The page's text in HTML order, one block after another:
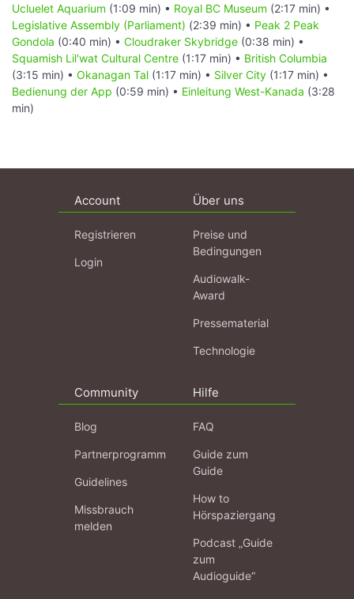
Ucluelet Aquarium (1:09 min) • Royal BC Museum (2:17 min) •
Legislative Assembly (Parliament) (2:39 min) • Peak 2 Peak
Gondola (0:40 min) • Cloudraker Skybridge (0:38 min) •
Squamish Lil'wat Cultural Centre (1:17 min) • British Columbia
(3:15 min) • Okanagan Tal (1:17 min) • Silver City (1:17 min) •
Bedienung der App (0:59 min) • Einleitung West-Kanada (3:28
min)
Account
Registrieren
Login
Über uns
Preise und
Bedingungen
Audiowalk-
Award
Pressematerial
Technologie
Community
Blog
Partnerprogramm
Guidelines
Missbrauch
melden
Hilfe
FAQ
Guide zum
Guide
How to
Hörspaziergang
Podcast „Guide
zum
Audioguide“